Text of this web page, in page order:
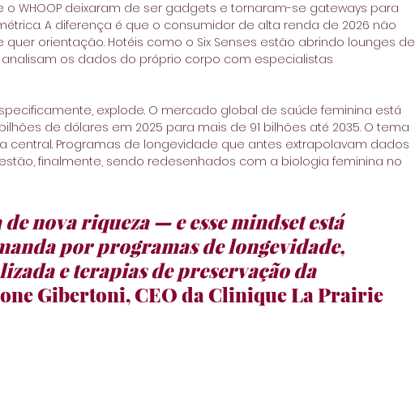
o WHOOP deixaram de ser gadgets e tornaram-se gateways para
A diferença é que o consumidor de alta renda de 2026 não
orientação. Hotéis como o Six Senses estão abrindo lounges de
os dados do próprio corpo com especialistas
explode. O mercado global de saúde feminina está
de dólares em 2025 para mais de 91 bilhões até 2035. O tema
central. Programas de longevidade que antes extrapolavam dados
finalmente, sendo redesenhados com a biologia feminina no
de nova riqueza — e esse mindset está
por programas de longevidade,
e terapias de preservação da
Gibertoni, CEO da Clinique La Prairie